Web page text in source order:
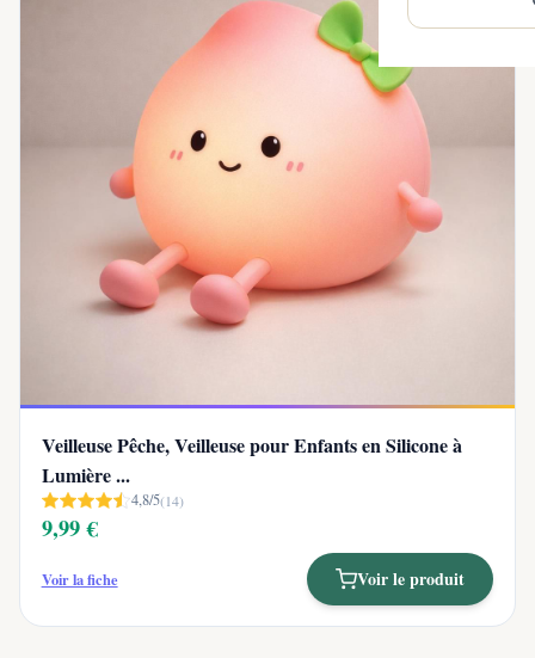
Veilleuse Pêche, Veilleuse pour Enfants en Silicone à
Lumière ...
4,8/5(14)
9,99 €
Voir la fiche Voir le produit